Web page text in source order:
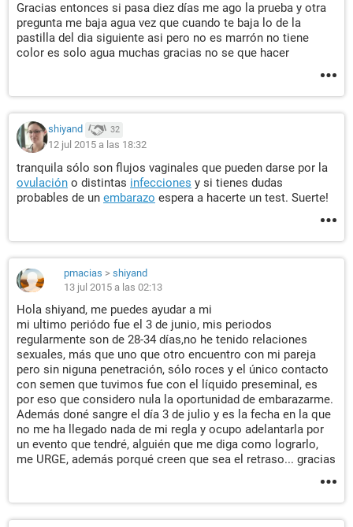
Gracias entonces si pasa diez días me ago la prueba y otra
pregunta me baja agua vez que cuando te baja lo de la
pastilla del dia siguiente asi pero no es marrón no tiene
color es solo agua muchas gracias no se que hacer
shiyand 32
12 jul 2015 a las 18:32
tranquila sólo son flujos vaginales que pueden darse por la
ovulación o distintas infecciones y si tienes dudas
probables de un embarazo espera a hacerte un test. Suerte!
pmacias > shiyand
13 jul 2015 a las 02:13
Hola shiyand, me puedes ayudar a mi
mi ultimo periódo fue el 3 de junio, mis periodos
regularmente son de 28-34 días,no he tenido relaciones
sexuales, más que uno que otro encuentro con mi pareja
pero sin niguna penetración, sólo roces y el único contacto
con semen que tuvimos fue con el líquido preseminal, es
por eso que considero nula la oportunidad de embarazarme.
Además doné sangre el día 3 de julio y es la fecha en la que
no me ha llegado nada de mi regla y ocupo adelantarla por
un evento que tendré, alguién que me diga como lograrlo,
me URGE, además porqué creen que sea el retraso... gracias